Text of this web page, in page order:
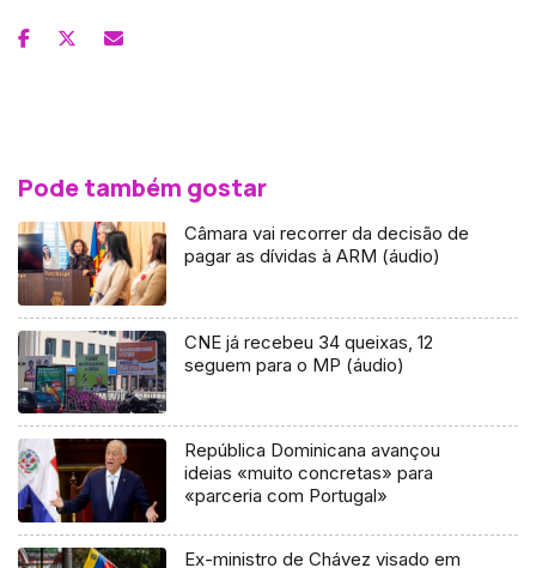
Pode também gostar
Câmara vai recorrer da decisão de
pagar as dívidas à ARM (áudio)
CNE já recebeu 34 queixas, 12
seguem para o MP (áudio)
República Dominicana avançou
ideias «muito concretas» para
«parceria com Portugal»
Ex-ministro de Chávez visado em